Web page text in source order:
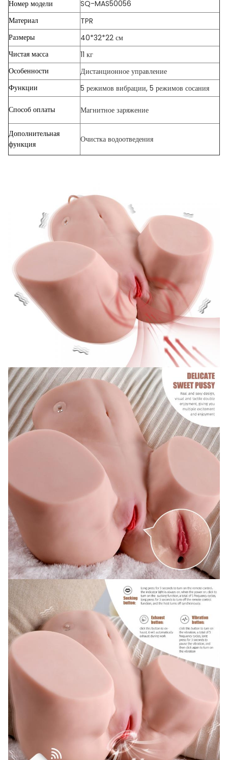
Номер модели
SQ-MAS50056
Материал
TPR
Размеры
40*32*22 см
Чистая масса
11 кг
Особенности
Дистанционное управление
Функции
5 режимов вибрации, 5 режимов сосания
Способ оплаты Магнитное заряжение
Дополнительная
функция
Очистка водоотведения